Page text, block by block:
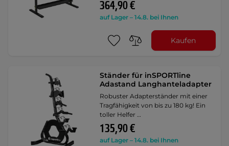
364,90 €
auf Lager – 14.8. bei Ihnen
Kaufen
Ständer für inSPORTline
Adastand Langhanteladapter
Robuster Adapterständer mit einer
Tragfähigkeit von bis zu 180 kg! Ein
toller Helfer …
135,90 €
auf Lager – 14.8. bei Ihnen